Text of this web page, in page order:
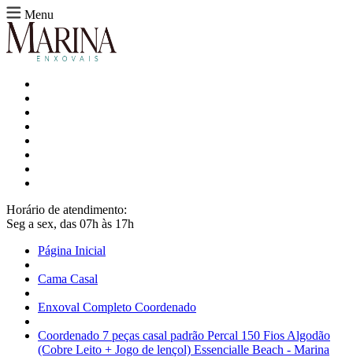
Menu
Horário de atendimento:
Seg a sex, das 07h às 17h
Página Inicial
Cama Casal
Enxoval Completo Coordenado
Coordenado 7 peças casal padrão Percal 150 Fios Algodão
(Cobre Leito + Jogo de lençol) Essencialle Beach - Marina